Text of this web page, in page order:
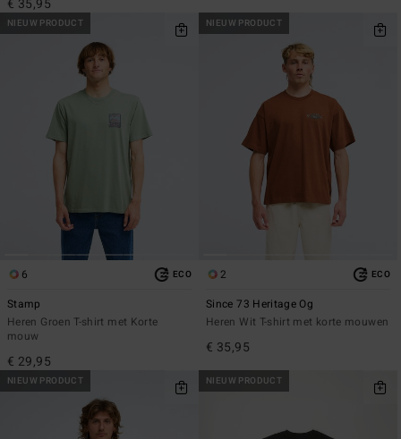
NIEUW PRODUCT
6 ECO
Stamp
Heren Groen T-shirt met Korte
mouw
€ 29,95
NIEUW PRODUCT
2 ECO
Since 73 Heritage Og
Heren Wit T-shirt met korte mouwen
€ 35,95
NIEUW PRODUCT NIEUW PRODUCT